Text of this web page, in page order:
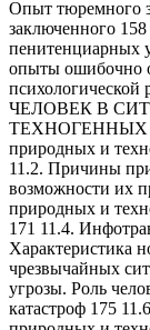
Опыт тюремного
заключенного
пенитенциарных
опыты ошибочно
ЧЕЛОВЕК В
ТЕХНОГЕННЫХ
природных и
11.2. Причины
возможности их
природных и
171 11.4.
Характеристика
чрезвычайных
угрозы. Роль
катастроф 175